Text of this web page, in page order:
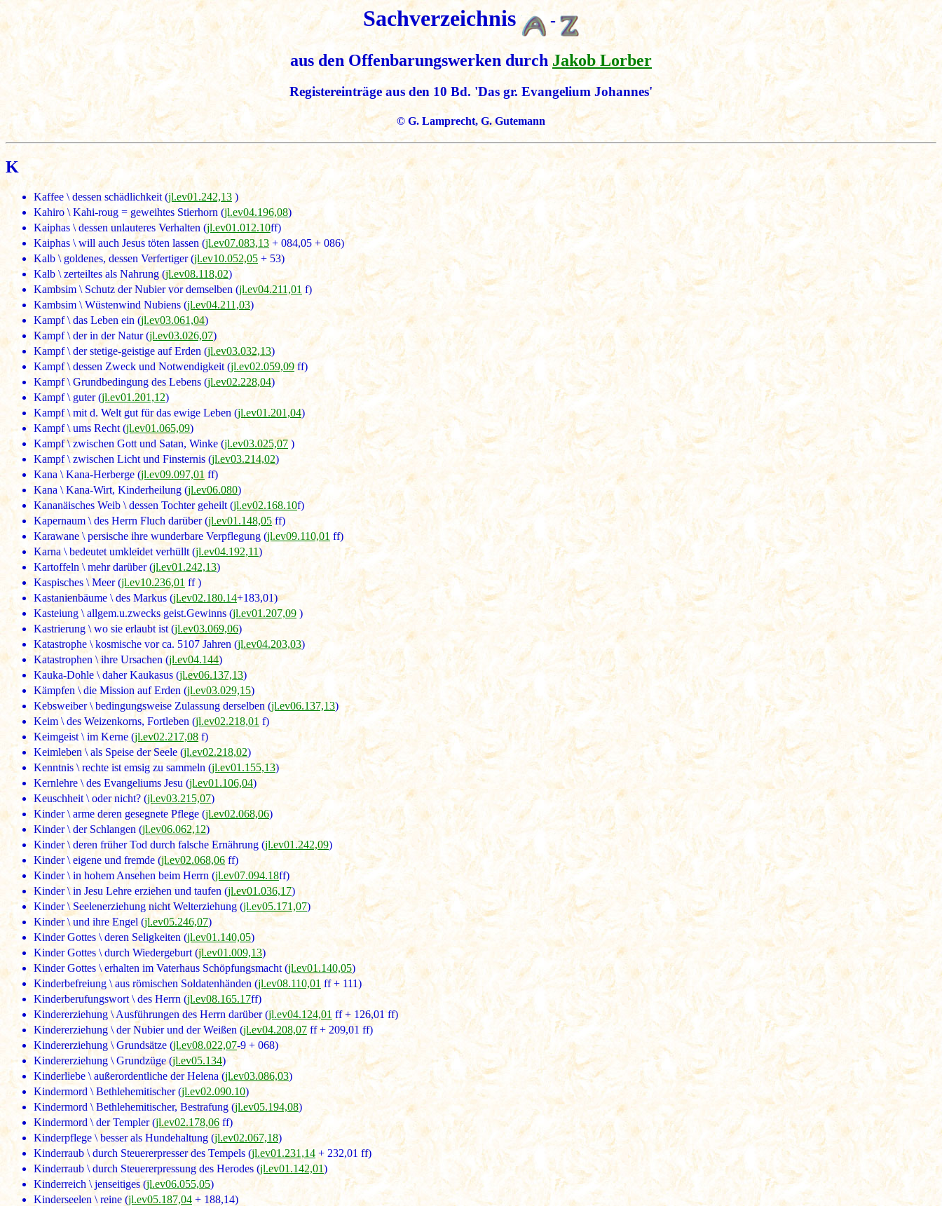
Sachverzeichnis -
aus den Offenbarungswerken durchJakob Lorber
Registereinträge aus den 10 Bd. 'Das gr. Evangelium Johannes'
© G. Lamprecht, G. Gutemann
K
Kaffee \ dessen schädlichkeit (jl.ev01.242,13 )
Kahiro \ Kahi-roug = geweihtes Stierhorn (jl.ev04.196,08)
Kaiphas \ dessen unlauteres Verhalten (jl.ev01.012.10ff)
Kaiphas \ will auch Jesus töten lassen (jl.ev07.083,13 + 084,05 + 086)
Kalb \ goldenes, dessen Verfertiger (jl.ev10.052,05 + 53)
Kalb \ zerteiltes als Nahrung (jl.ev08.118,02)
Kambsim \ Schutz der Nubier vor demselben (jl.ev04.211,01 f)
Kambsim \ Wüstenwind Nubiens (jl.ev04.211,03)
Kampf \ das Leben ein (jl.ev03.061,04)
Kampf \ der in der Natur (jl.ev03.026,07)
Kampf \ der stetige-geistige auf Erden (jl.ev03.032,13)
Kampf \ dessen Zweck und Notwendigkeit (jl.ev02.059,09ff)
Kampf \ Grundbedingung des Lebens (jl.ev02.228,04)
Kampf \ guter (jl.ev01.201,12)
Kampf \ mit d. Welt gut für das ewige Leben (jl.ev01.201,04)
Kampf \ ums Recht (jl.ev01.065,09)
Kampf \ zwischen Gott und Satan, Winke (jl.ev03.025,07 )
Kampf \ zwischen Licht und Finsternis (jl.ev03.214,02)
Kana \ Kana-Herberge (jl.ev09.097,01 ff)
Kana \ Kana-Wirt, Kinderheilung (jl.ev06.080)
Kananäisches Weib \ dessen Tochter geheilt (jl.ev02.168.10f)
Kapernaum \ des Herrn Fluch darüber (jl.ev01.148,05ff)
Karawane \ persische ihre wunderbare Verpflegung (jl.ev09.110,01 ff)
Karna \ bedeutet umkleidet verhüllt (jl.ev04.192,11)
Kartoffeln \ mehr darüber (jl.ev01.242,13)
Kaspisches \ Meer (jl.ev10.236,01 ff )
Kastanienbäume \ des Markus (jl.ev02.180.14+183,01)
Kasteiung \ allgem.u.zwecks geist.Gewinns (jl.ev01.207,09 )
Kastrierung \ wo sie erlaubt ist (jl.ev03.069,06)
Katastrophe \ kosmische vor ca. 5107 Jahren (jl.ev04.203,03)
Katastrophen \ ihre Ursachen (jl.ev04.144)
Kauka-Dohle \ daher Kaukasus (jl.ev06.137,13)
Kämpfen \ die Mission auf Erden (jl.ev03.029,15)
Kebsweiber \ bedingungsweise Zulassung derselben (jl.ev06.137,13)
Keim \ des Weizenkorns, Fortleben (jl.ev02.218,01 f)
Keimgeist \ im Kerne (jl.ev02.217,08 f)
Keimleben \ als Speise der Seele (jl.ev02.218,02)
Kenntnis \ rechte ist emsig zu sammeln (jl.ev01.155,13)
Kernlehre \ des Evangeliums Jesu (jl.ev01.106,04)
Keuschheit \ oder nicht? (jl.ev03.215,07)
Kinder \ arme deren gesegnete Pflege (jl.ev02.068,06)
Kinder \ der Schlangen (jl.ev06.062,12)
Kinder \ deren früher Tod durch falsche Ernährung (jl.ev01.242,09)
Kinder \ eigene und fremde (jl.ev02.068,06 ff)
Kinder \ in hohem Ansehen beim Herrn (jl.ev07.094.18ff)
Kinder \ in Jesu Lehre erziehen und taufen (jl.ev01.036,17)
Kinder \ Seelenerziehung nicht Welterziehung (jl.ev05.171,07)
Kinder \ und ihre Engel (jl.ev05.246,07)
Kinder Gottes \ deren Seligkeiten (jl.ev01.140,05)
Kinder Gottes \ durch Wiedergeburt (jl.ev01.009,13)
Kinder Gottes \ erhalten im Vaterhaus Schöpfungsmacht (jl.ev01.140,05)
Kinderbefreiung \ aus römischen Soldatenhänden (jl.ev08.110,01 ff + 111)
Kinderberufungswort \ des Herrn (jl.ev08.165.17ff)
Kindererziehung \ Ausführungen des Herrn darüber (jl.ev04.124,01 ff + 126,01 ff)
Kindererziehung \ der Nubier und der Weißen (jl.ev04.208,07 ff + 209,01 ff)
Kindererziehung \ Grundsätze (jl.ev08.022,07-9 + 068)
Kindererziehung \ Grundzüge (jl.ev05.134)
Kinderliebe \ außerordentliche der Helena (jl.ev03.086,03)
Kindermord \ Bethlehemitischer (jl.ev02.090.10)
Kindermord \ Bethlehemitischer, Bestrafung (jl.ev05.194,08)
Kindermord \ der Templer (jl.ev02.178,06 ff)
Kinderpflege \ besser als Hundehaltung (jl.ev02.067,18)
Kinderraub \ durch Steuererpresser des Tempels (jl.ev01.231,14 + 232,01 ff)
Kinderraub \ durch Steuererpressung des Herodes (jl.ev01.142,01)
Kinderreich \ jenseitiges (jl.ev06.055,05)
Kinderseelen \ reine (jl.ev05.187,04 + 188,14)